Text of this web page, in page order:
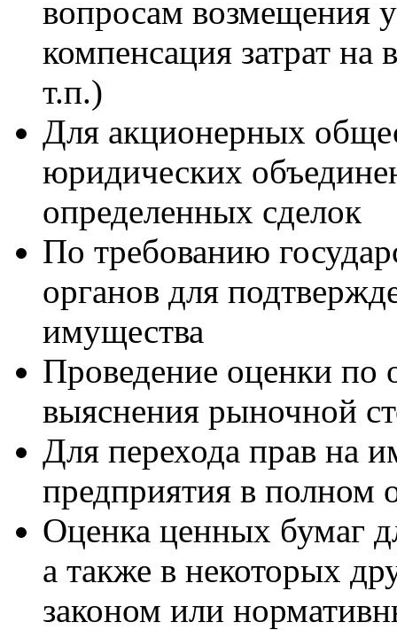
вопросам возмещения
компенсация затрат на
т.п.)
Для акционерных
юридических
определенных сделок
По требованию
органов для
имущества
Проведение оценки по
выяснения рыночной
Для перехода прав на
предприятия в полном
Оценка ценных бумаг
а также в некоторых
законом или